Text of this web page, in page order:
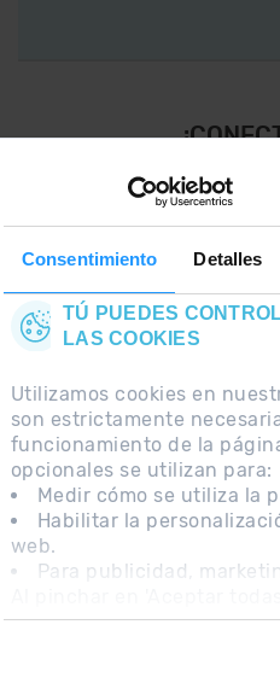
Consentimiento Detalles
TÚ PUEDES
LAS COOKIES
Utilizamos cookies en
son estrictamente
funcionamiento de la
opcionales se utilizan para:
Medir cómo se utiliza la
Habilitar la
web.
Para publicidad,
instalación de las cookies.
Síguenos en las
entérate de lo
CONTACTO
PREGUNTAS FRECUENTES
NOTA LEGAL